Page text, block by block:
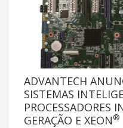
ADVANTECH
SISTEMAS
PROCESSADORES
GERAÇÃO E XEON®